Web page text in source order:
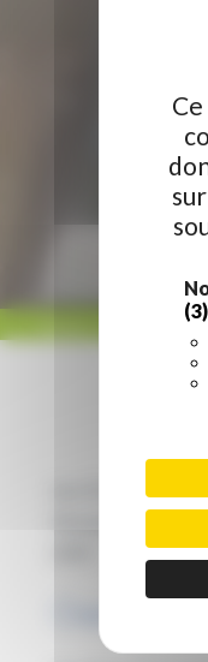
(3)
RÉGION HAUTS-
Les 22 et 23
Monde s’installe
Osez